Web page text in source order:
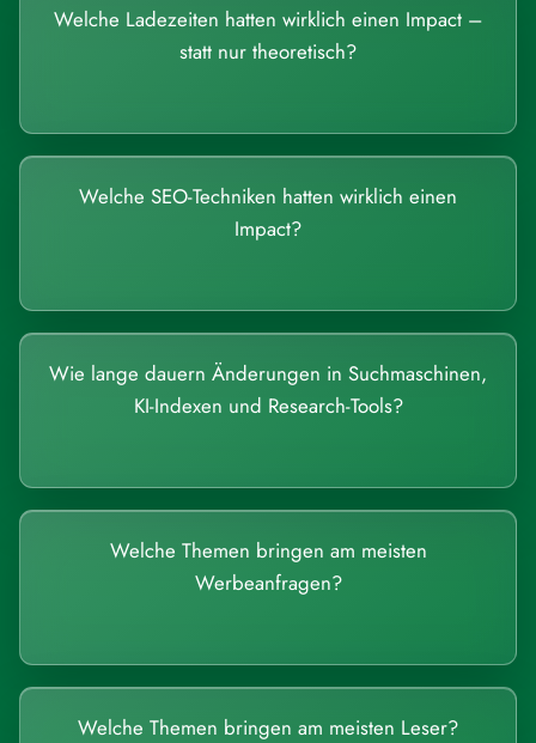
Welche Ladezeiten hatten wirklich einen Impact –
statt nur theoretisch?
Welche SEO-Techniken hatten wirklich einen
Impact?
Wie lange dauern Änderungen in Suchmaschinen,
KI-Indexen und Research-Tools?
Welche Themen bringen am meisten
Werbeanfragen?
Welche Themen bringen am meisten Leser?